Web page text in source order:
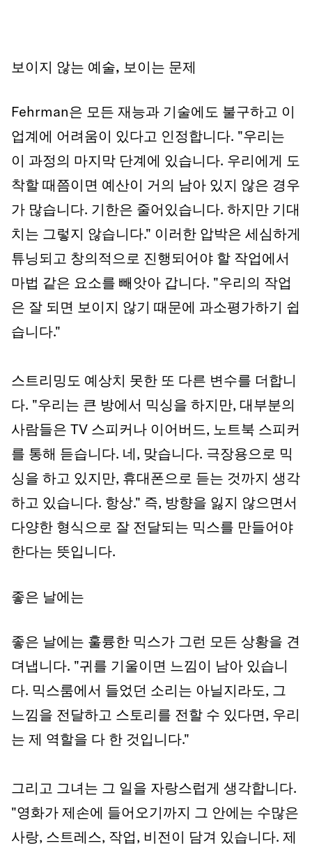
보이지 않는 예술, 보이는 문제
Fehrman은 모든 재능과 기술에도 불구하고 이
업계에 어려움이 있다고 인정합니다. "우리는
이 과정의 마지막 단계에 있습니다. 우리에게 도
착할 때쯤이면 예산이 거의 남아 있지 않은 경우
가 많습니다. 기한은 줄어있습니다. 하지만 기대
치는 그렇지 않습니다." 이러한 압박은 세심하게
튜닝되고 창의적으로 진행되어야 할 작업에서
마법 같은 요소를 빼앗아 갑니다. "우리의 작업
은 잘 되면 보이지 않기 때문에 과소평가하기 쉽
습니다."
스트리밍도 예상치 못한 또 다른 변수를 더합니
다. "우리는 큰 방에서 믹싱을 하지만, 대부분의
사람들은 TV 스피커나 이어버드, 노트북 스피커
를 통해 듣습니다. 네, 맞습니다. 극장용으로 믹
싱을 하고 있지만, 휴대폰으로 듣는 것까지 생각
하고 있습니다. 항상." 즉, 방향을 잃지 않으면서
다양한 형식으로 잘 전달되는 믹스를 만들어야
한다는 뜻입니다.
좋은 날에는
좋은 날에는 훌륭한 믹스가 그런 모든 상황을 견
뎌냅니다. "귀를 기울이면 느낌이 남아 있습니
다. 믹스룸에서 들었던 소리는 아닐지라도, 그
느낌을 전달하고 스토리를 전할 수 있다면, 우리
는 제 역할을 다 한 것입니다."
그리고 그녀는 그 일을 자랑스럽게 생각합니다.
"영화가 제손에 들어오기까지 그 안에는 수많은
사랑, 스트레스, 작업, 비전이 담겨 있습니다. 제